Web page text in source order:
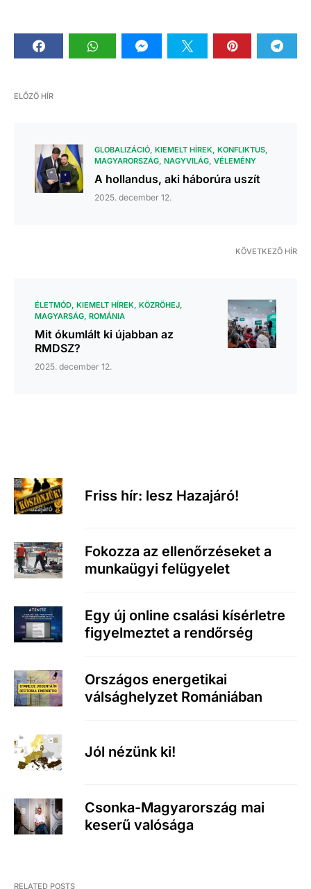
ELŐZŐ HÍR
GLOBALIZÁCIÓ KIEMELT HÍREK KONFLIKTUS
MAGYARORSZÁG NAGYVILÁG VÉLEMÉNY
A hollandus, aki háborúra uszít
2025. december 12.
KÖVETKEZŐ HÍR
ÉLETMÓD KIEMELT HÍREK KÖZRÖHEJ
MAGYARSÁG ROMÁNIA
Mit ókumlált ki újabban az
RMDSZ?
2025. december 12.
Friss hír: lesz Hazajáró!
Fokozza az ellenőrzéseket a
munkaügyi felügyelet
Egy új online csalási kísérletre
figyelmeztet a rendőrség
Országos energetikai
válsághelyzet Romániában
Jól nézünk ki!
Csonka-Magyarország mai
keserű valósága
RELATED POSTS